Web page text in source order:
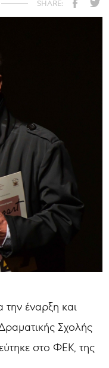
την έναρξη και
Σχολής
στο ΦΕΚ, της